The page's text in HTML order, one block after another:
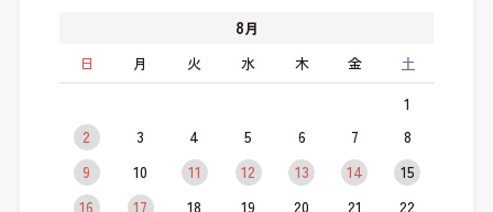
8月
日
月 火 水 木 金 土
1
2
3 4 5 6 7
8
9
10 11 12 13 14
15
16
17 18 19 20 21
22